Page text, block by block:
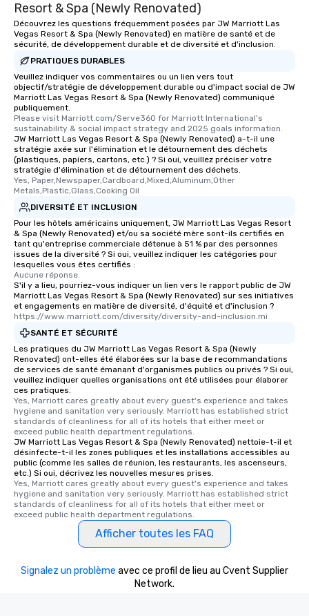
will reminisce about
leave. Location, Location, Location
convenient and
experience is
restaurants are within
walking distance of
short stroll allows
members a chance to
networking
heading to the next
entertainment. All
knowledgeable,
who leads the group
interactive
along the way
ensuring there is
experiences offer the
several renowned
convenient outing,
discovered otherwise
at a typical corporate
a way to try some of
in the city and dive
cuisines and dishes.
selected dishes are
high standards to
delight any palate. Tours Available
from Day to Night
business hours or
Resort & Spa (Newly Renovated)
Découvrez les questions fréquemment posées par JW Marriott Las
Vegas Resort & Spa (Newly Renovated) en matière de santé et de
sécurité, de développement durable et de diversité et d'inclusion.
PRATIQUES DURABLES
Veuillez indiquer vos commentaires ou un lien vers tout
objectif/stratégie de développement durable ou d'impact social de JW
Marriott Las Vegas Resort & Spa (Newly Renovated) communiqué
publiquement.
Please visit Marriott.com/Serve360 for Marriott International's
sustainability & social impact strategy and 2025 goals information.
JW Marriott Las Vegas Resort & Spa (Newly Renovated) a-t-il une
stratégie axée sur l'élimination et le détournement des déchets
(plastiques, papiers, cartons, etc.) ? Si oui, veuillez préciser votre
stratégie d'élimination et de détournement des déchets.
Yes, Paper,Newspaper,Cardboard,Mixed,Aluminum,Other
Metals,Plastic,Glass,Cooking Oil
DIVERSITÉ ET INCLUSION
Pour les hôtels américains uniquement, JW Marriott Las Vegas Resort
& Spa (Newly Renovated) et/ou sa société mère sont-ils certifiés en
tant qu'entreprise commerciale détenue à 51 % par des personnes
issues de la diversité ? Si oui, veuillez indiquer les catégories pour
lesquelles vous êtes certifiés :
Aucune réponse.
S'il y a lieu, pourriez-vous indiquer un lien vers le rapport public de JW
Marriott Las Vegas Resort & Spa (Newly Renovated) sur ses initiatives
et engagements en matière de diversité, d'équité et d'inclusion ?
https://www.marriott.com/diversity/diversity-and-inclusion.mi
SANTÉ ET SÉCURITÉ
Les pratiques du JW Marriott Las Vegas Resort & Spa (Newly
Renovated) ont-elles été élaborées sur la base de recommandations
de services de santé émanant d'organismes publics ou privés ? Si oui,
veuillez indiquer quelles organisations ont été utilisées pour élaborer
ces pratiques.
Yes, Marriott cares greatly about every guest's experience and takes
hygiene and sanitation very seriously. Marriott has established strict
standards of cleanliness for all of its hotels that either meet or
exceed public health department regulations.
JW Marriott Las Vegas Resort & Spa (Newly Renovated) nettoie-t-il et
désinfecte-t-il les zones publiques et les installations accessibles au
public (comme les salles de réunion, les restaurants, les ascenseurs,
etc.) Si oui, décrivez les nouvelles mesures prises.
Yes, Marriott cares greatly about every guest's experience and takes
hygiene and sanitation very seriously. Marriott has established strict
standards of cleanliness for all of its hotels that either meet or
exceed public health department regulations.
Afficher toutes les FAQ
Signalez un problème avec ce profil de lieu au Cvent Supplier
Network.